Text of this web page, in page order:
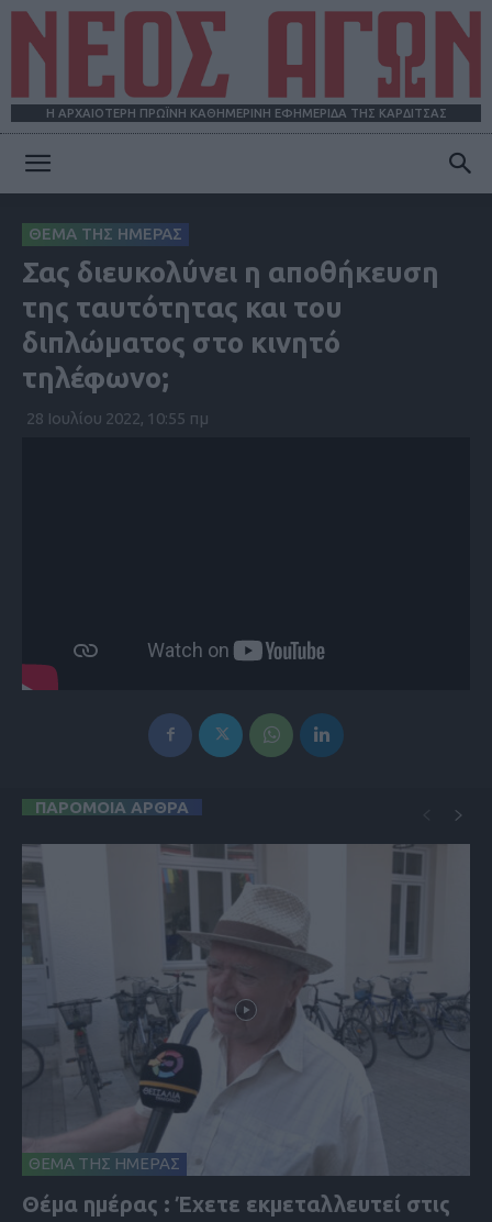
Η ΑΡΧΑΙΟΤΕΡΗ ΠΡΩΪΝΗ ΚΑΘΗΜΕΡΙΝΗ ΕΦΗΜΕΡΙΔΑ ΤΗΣ ΚΑΡΔΙΤΣΑΣ
ΑΓΩΝ
ΘΕΜΑ ΤΗΣ ΗΜΕΡΑΣ
Σας διευκολύνει η αποθήκευση
της ταυτότητας και του
διπλώματος στο κινητό
τηλέφωνο;
28 Ιουλίου 2022, 10:55 πμ
ΠΑΡΟΜΟΙΑ ΑΡΘΡΑ
ΘΕΜΑ ΤΗΣ ΗΜΕΡΑΣ
Θέμα ημέρας : Έχετε εκμεταλλευτεί στις